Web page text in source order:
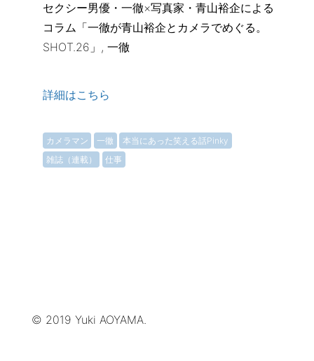
セクシー男優・一徹×写真家・青山裕企による
コラム「一徹が青山裕企とカメラでめぐる。
SHOT.26」, 一徹
詳細はこちら
カメラマン 一徹
本当にあった笑える話Pinky
雑誌（連載）
仕事
© 2019 Yuki AOYAMA.